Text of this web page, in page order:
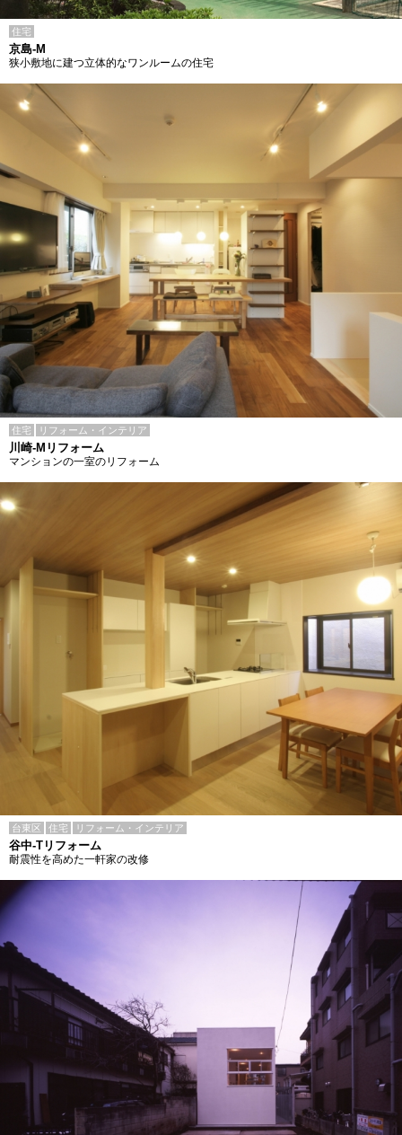
住宅
京島-M
狭小敷地に建つ立体的なワンルームの住宅
住宅 リフォーム・インテリア
川崎-Mリフォーム
マンションの一室のリフォーム
台東区 住宅 リフォーム・インテリア
谷中-Tリフォーム
耐震性を高めた一軒家の改修